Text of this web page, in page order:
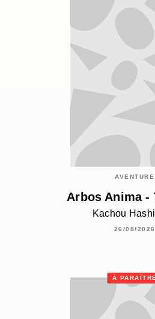
AVENTURE
Arbos Anima -
Kachou
26/08/2026
À PARAÎTRE